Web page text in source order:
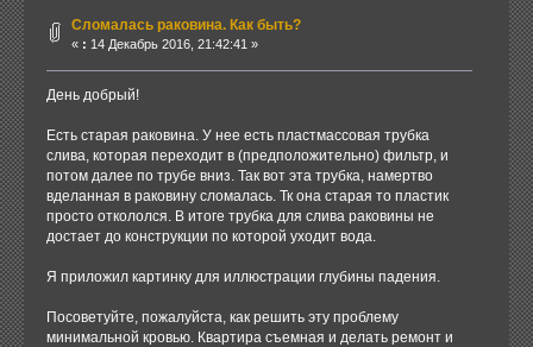
Сломалась раковина. Как быть?
« : 14 Декабрь 2016, 21:42:41 »
День добрый!
Есть старая раковина. У нее есть пластмассовая трубка
слива, которая переходит в (предположительно) фильтр, и
потом далее по трубе вниз. Так вот эта трубка, намертво
вделанная в раковину сломалась. Тк она старая то пластик
просто откололся. В итоге трубка для слива раковины не
достает до конструкции по которой уходит вода.
Я приложил картинку для иллюстрации глубины падения.
Посоветуйте, пожалуйста, как решить эту проблему
минимальной кровью. Квартира съемная и делать ремонт и